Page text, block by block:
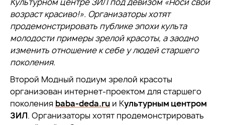
возраст красиво!». Организаторы хотят
продемонстрировать публике эпохи культа
молодости примеры зрелой красоты, а заодно
изменить отношение к себе у людей старшего
поколения.
Второй Модный подиум зрелой красоты
организован интернет-проектом для старшего
поколения baba-deda.ru и Культурным центром
ЗИЛ. Организаторы хотят продемонстрировать